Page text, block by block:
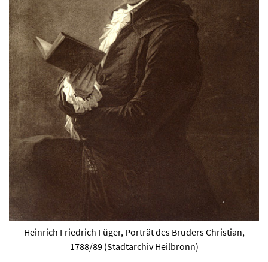
Heinrich Friedrich Füger, Porträt des Bruders Christian,
1788/89 (Stadtarchiv Heilbronn)